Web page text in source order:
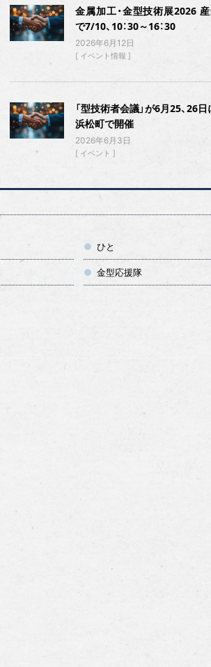
金属加工・金型技術展2026
で7/10、10：30～16：30
2026年6月12日
イベント情報
「型技術者会議」が6月25、26
浜松町で開催
2026年6月3日
イベント
ひと
金型応援隊